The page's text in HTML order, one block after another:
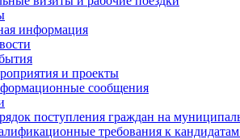
информация
и проекты
сообщения
поступления граждан на
требования к